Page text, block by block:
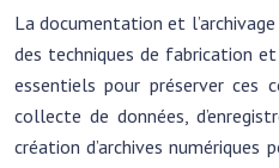
La documentation et
des techniques de fabrication
essentiels pour préserver ces
collecte de données,
création d’archives